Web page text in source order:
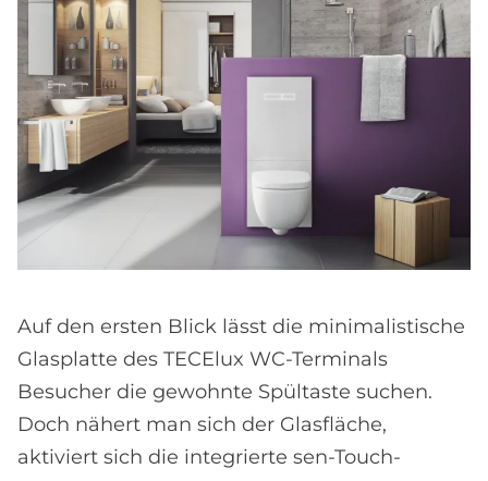
Auf den ersten Blick lässt die minimalistische
Glasplatte des TECElux WC-Terminals
Besucher die gewohnte Spültaste suchen.
Doch nähert man sich der Glasfläche,
aktiviert sich die integrierte sen-Touch-